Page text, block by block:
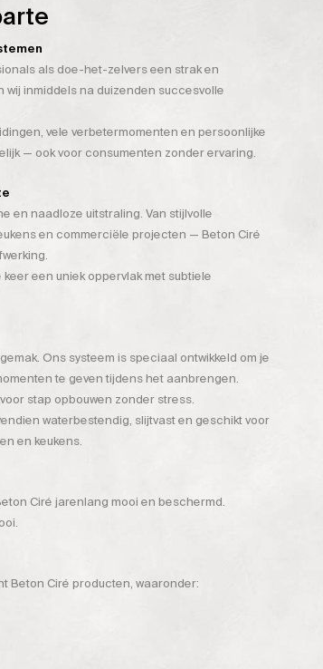
als doe-het-zelvers een strak en
wij inmiddels na duizenden succesvolle
vele verbetermomenten en persoonlijke
— ook voor consumenten zonder ervaring.
en naadloze uitstraling. Van stijlvolle
en commerciële projecten — Beton Ciré
een uniek oppervlak met subtiele
Ons systeem is speciaal ontwikkeld om je
te geven tijdens het aanbrengen.
stap opbouwen zonder stress.
waterbestendig, slijtvast en geschikt voor
en keukens.
Ciré jarenlang mooi en beschermd.
Beton Ciré producten, waaronder: